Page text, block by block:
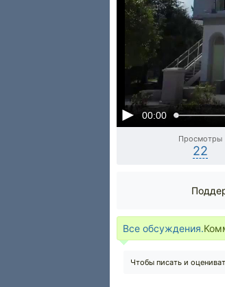
00:00
Просмотры
22
Все обсуждения.
Чтобы писать и